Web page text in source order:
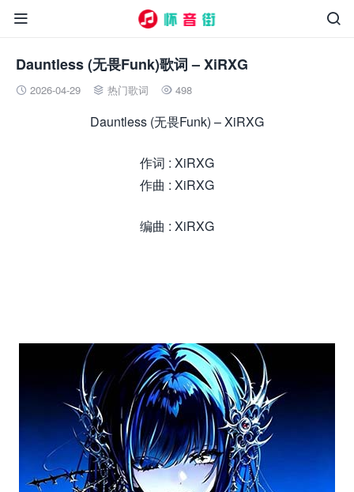


Dauntless (无畏Funk)歌词 – XiRXG
 2026-04-29  热门歌词  498
Dauntless (无畏Funk) – XiRXG
作词 : XiRXG
作曲 : XiRXG
编曲 : XiRXG